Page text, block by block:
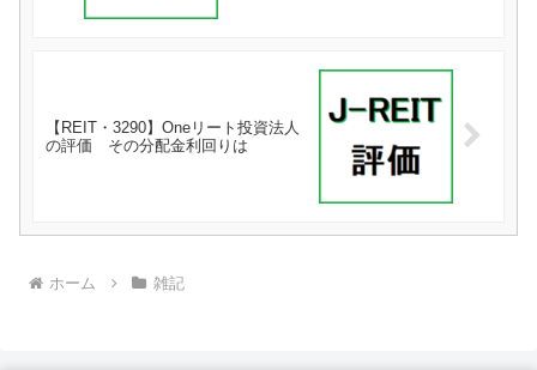
【REIT・3290】Oneリート投資法人
の評価 その分配金利回りは
ホーム 雑記